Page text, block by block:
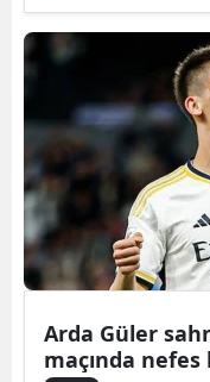
Arda Güler
maçında nefes